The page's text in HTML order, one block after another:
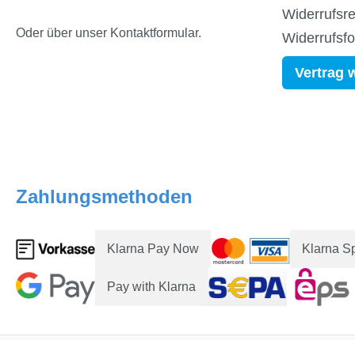
Oder über unser Kontaktformular.
Vertrag
Zahlungsmethoden
Klarna Pay Now Klarna
Pay with Klarna